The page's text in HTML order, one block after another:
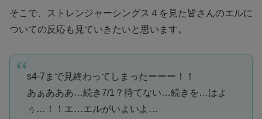
そこで、ストレンジャーシングス４を見た皆さんのエルに
ついての反応も見ていきたいと思います。
s4-7まで見終わってしまったーーー！！
あぁあああ…続き7/1？待てない…続きを…はよ
ぅ…！！エ…エルがいよいよ…